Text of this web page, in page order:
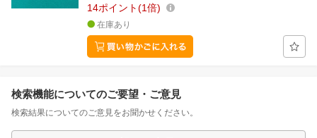
14ポイント 1倍
在庫あり
検索機能についてのご要望・ご意見
検索結果についてのご意見をお聞かせください。